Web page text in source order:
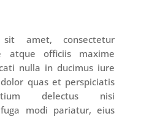
amet, consectetur
atque officiis maxime
nulla in ducimus iure
quas et perspiciatis
delectus nisi
modi pariatur, eius